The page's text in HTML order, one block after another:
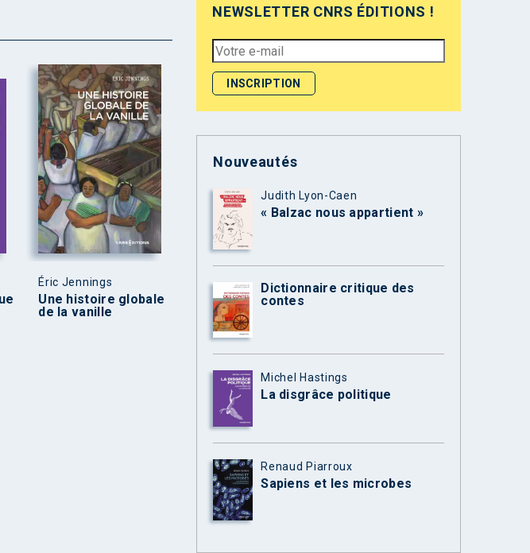
Éric Jennings
Une histoire globale
de la vanille
NEWSLETTER CNRS ÉDITIONS !
Nouveautés
Judith Lyon-Caen
« Balzac nous appartient »
Dictionnaire critique des
contes
Michel Hastings
La disgrâce politique
Renaud Piarroux
Sapiens et les microbes